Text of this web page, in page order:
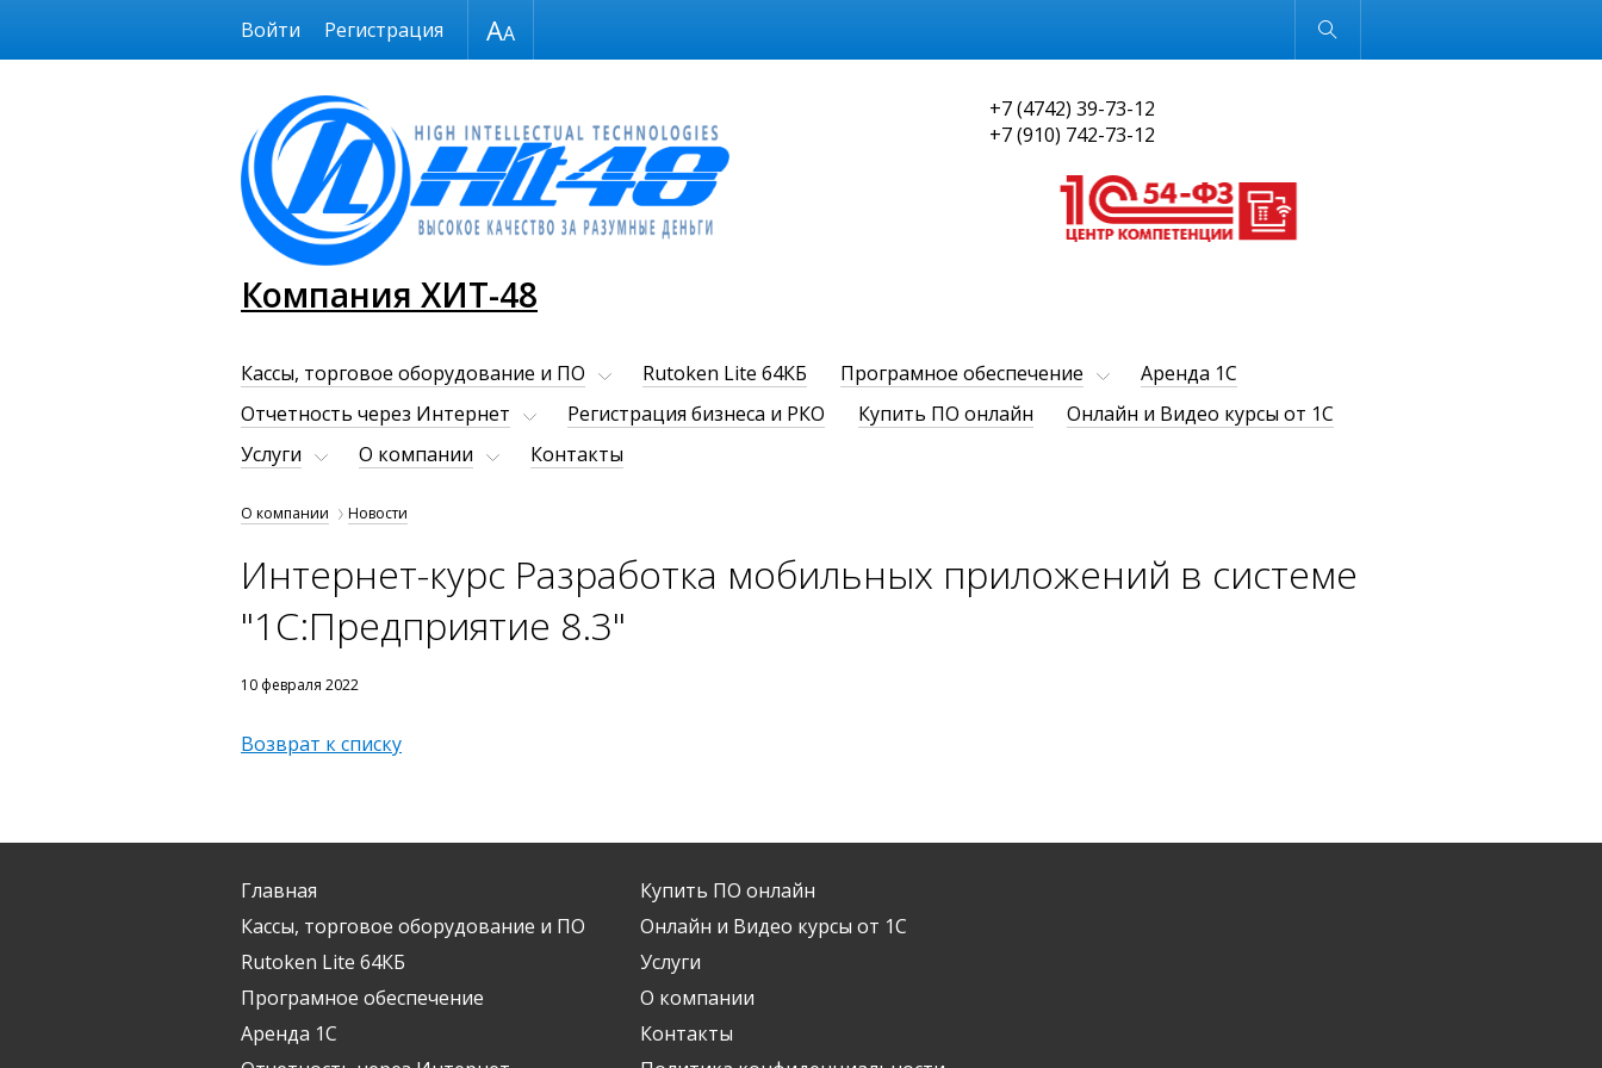
Размер шрифта Обычная версия
Компания ХИТ-48
+7 (4742) 39-73-12
+7 (910) 742-73-12
Войти Регистрация
Кассы, торговое оборудование и ПО Rutoken Lite 64КБ Програмное обеспечение
Аренда 1С
Отчетность через Интернет
Регистрация бизнеса и РКО Купить ПО онлайн
Онлайн и Видео курсы от 1С
Услуги
О компании Контакты
О компании Новости
Интернет-курс Разработка мобильных приложений в системе
"1С:Предприятие 8.3"
10 февраля 2022
Возврат к списку
Главная
Кассы, торговое оборудование и ПО
Rutoken Lite 64КБ
Програмное обеспечение
Аренда 1С
Купить ПО онлайн
Онлайн и Видео курсы от 1С
Услуги
О компании
Контакты